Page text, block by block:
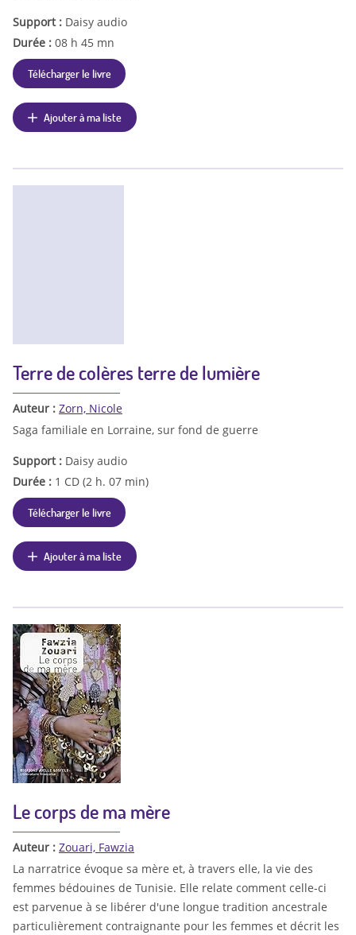
Support : Daisy audio
Durée : 08 h 45 mn
Télécharger le livre
Ajouter à ma liste
Terre de colères terre de lumière
Auteur : Zorn, Nicole
Saga familiale en Lorraine, sur fond de guerre
Support : Daisy audio
Durée : 1 CD (2 h. 07 min)
Télécharger le livre
Ajouter à ma liste
Le corps de ma mère
Auteur : Zouari, Fawzia
La narratrice évoque sa mère et, à travers elle, la vie des
femmes bédouines de Tunisie. Elle relate comment celle-ci
est parvenue à se libérer d'une longue tradition ancestrale
particulièrement contraignante pour les femmes et décrit les